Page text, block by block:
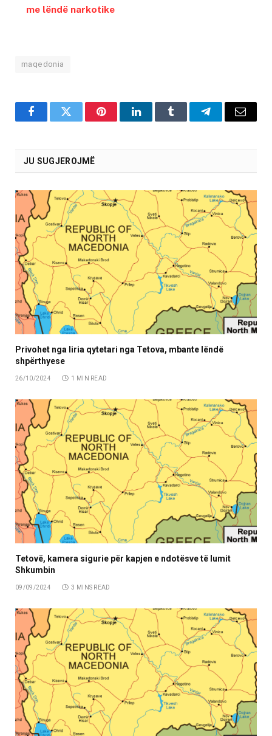
me lëndë narkotike
maqedonia
FacebookTwitter PinterestLinkedInTumblr TelegramEmail
JU SUGJEROJMË
Privohet nga liria qytetari nga Tetova, mbante lëndë
shpërthyese
26/10/2024 1 MIN READ
Tetovë, kamera sigurie për kapjen e ndotësve të lumit
Shkumbin
09/09/2024 3 MINS READ